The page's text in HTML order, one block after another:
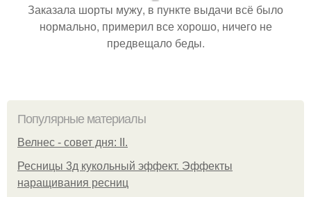
Заказала шорты мужу, в пункте выдачи всё было
нормально, примерил все хорошо, ничего не
предвещало беды.
Популярные материалы
Велнес - совет дня: II.
Ресницы 3д кукольный эффект. Эффекты
наращивания ресниц